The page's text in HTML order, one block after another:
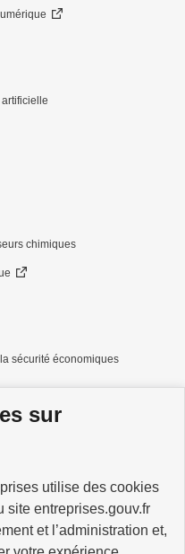
sur
utilise des cookies
site entreprises.gouv.fr
et l’administration et,
chimiques
sécurité économiques